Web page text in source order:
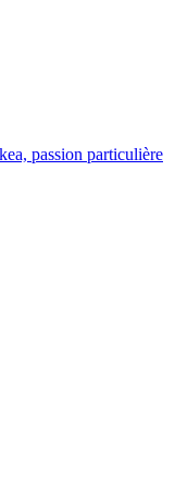
passion particulière